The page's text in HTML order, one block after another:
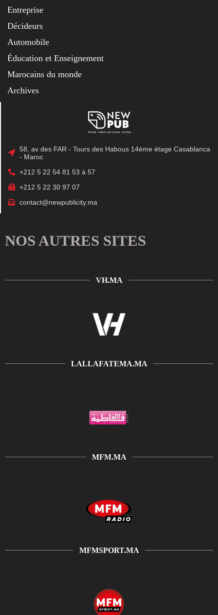
Entreprise
Décideurs
Automobile
Éducation et Enseignement
Marocains du monde
Archives
58, av des FAR - Tours des Habous 14ème étage Casablanca
- Maroc
+212 5 22 54 81 53 à 57
+212 5 22 30 97 07
contact@newpublicity.ma
NOS AUTRES SITES
VH.MA
LALLAFATEMA.MA
MFM.MA
MFMSPORT.MA